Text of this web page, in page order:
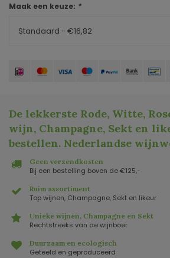
Maak een keuze: *
Standaard - €16,82
De lekkerste Rode, Witte,
wijn, Champagne, Sekt en
bestellen. Nederlandse
Geen verzendkosten
Bij een bestelling boven de €125,-
Ruim assortiment
Top wijnen, Champagne, Sekt en likeur
Unieke wijnen, Champagne en Sekt
Rechtstreeks van de wijnboer
Duurzaam en ecologisch
Geteeld en geproduceerd